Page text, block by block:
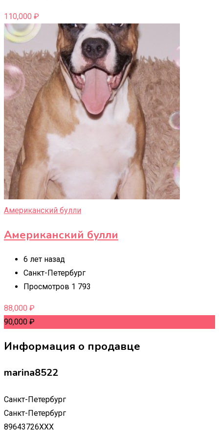
110,000 ₽
Американский булли
Американский булли
6 лет назад
Санкт-Петербург
Просмотров 1 793
88,000 ₽
90,000 ₽
Информация о продавце
marina8522
Санкт-Петербург
Санкт-Петербург
89643726XXX